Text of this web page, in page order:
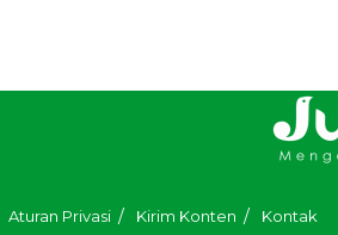
Aturan Privasi Kirim Konten Kontak